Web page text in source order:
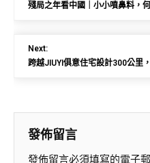
殘局之年看中國｜小小噴鼻料，
Next:
跨越JIUYI俱意住宅設計300公里
發佈留言
發佈留言必須填寫的電子